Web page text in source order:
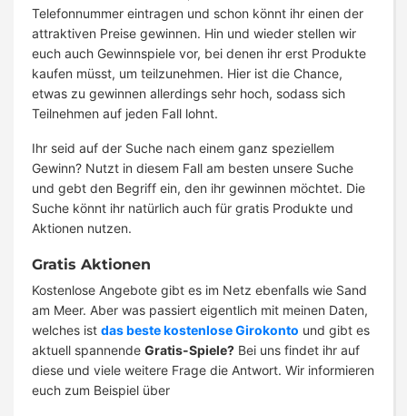
Telefonnummer eintragen und schon könnt ihr einen der
attraktiven Preise gewinnen. Hin und wieder stellen wir
euch auch Gewinnspiele vor, bei denen ihr erst Produkte
kaufen müsst, um teilzunehmen. Hier ist die Chance,
etwas zu gewinnen allerdings sehr hoch, sodass sich
Teilnehmen auf jeden Fall lohnt.
Ihr seid auf der Suche nach einem ganz speziellem
Gewinn? Nutzt in diesem Fall am besten unsere Suche
und gebt den Begriff ein, den ihr gewinnen möchtet. Die
Suche könnt ihr natürlich auch für gratis Produkte und
Aktionen nutzen.
Gratis Aktionen
Kostenlose Angebote gibt es im Netz ebenfalls wie Sand
am Meer. Aber was passiert eigentlich mit meinen Daten,
welches ist das beste kostenlose Girokonto und gibt es
aktuell spannende Gratis-Spiele? Bei uns findet ihr auf
diese und viele weitere Frage die Antwort. Wir informieren
euch zum Beispiel über